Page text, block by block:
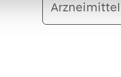
oder
PZN